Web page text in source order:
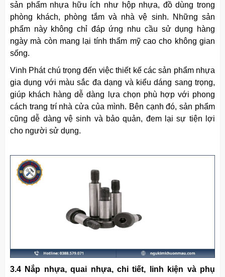
sản phẩm nhựa hữu ích như hộp nhựa, đồ dùng trong
phòng khách, phòng tắm và nhà vệ sinh. Những sản
phẩm này không chỉ đáp ứng nhu cầu sử dụng hàng
ngày mà còn mang lại tính thẩm mỹ cao cho không gian
sống.
Vinh Phát chú trọng đến việc thiết kế các sản phẩm nhựa
gia dụng với màu sắc đa dạng và kiểu dáng sang trọng,
giúp khách hàng dễ dàng lựa chọn phù hợp với phong
cách trang trí nhà cửa của mình. Bên cạnh đó, sản phẩm
cũng dễ dàng vệ sinh và bảo quản, đem lại sự tiện lợi
cho người sử dụng.
3.4 Nắp nhựa, quai nhựa, chi tiết, linh kiện và phụ